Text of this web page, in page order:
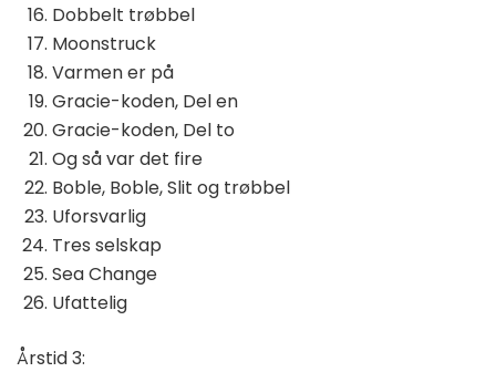
Dobbelt trøbbel
Moonstruck
Varmen er på
Gracie-koden, Del en
Gracie-koden, Del to
Og så var det fire
Boble, Boble, Slit og trøbbel
Uforsvarlig
Tres selskap
Sea Change
Ufattelig
Årstid 3: